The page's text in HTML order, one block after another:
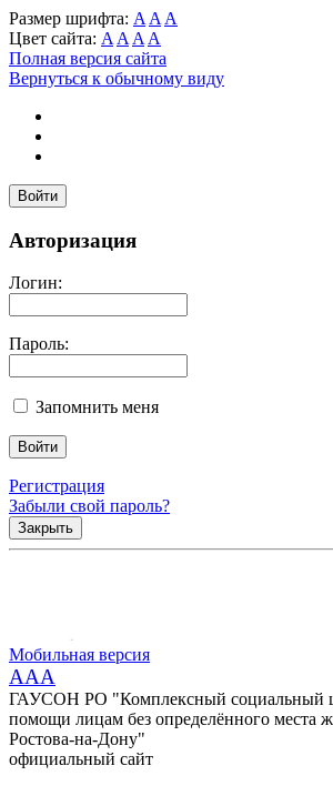
Размер шрифта: A A A
Цвет сайта: A A A A
Полная версия сайта
Вернуться к обычному виду
Войти
Авторизация
Логин:
Пароль:
Запомнить меня
Регистрация
Забыли свой пароль?
Закрыть
Мобильная версия
AAA
ГАУСОН РО "Комплексный социальный
помощи лицам без определённого места
Ростова-на-Дону"
официальный сайт